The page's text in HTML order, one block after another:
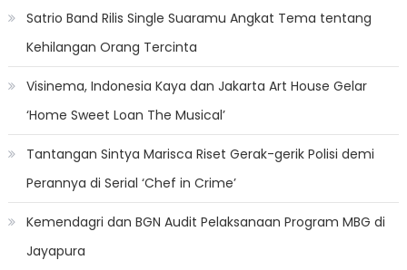
Satrio Band Rilis Single Suaramu Angkat Tema tentang
Kehilangan Orang Tercinta
Visinema, Indonesia Kaya dan Jakarta Art House Gelar
‘Home Sweet Loan The Musical’
Tantangan Sintya Marisca Riset Gerak-gerik Polisi demi
Perannya di Serial ‘Chef in Crime’
Kemendagri dan BGN Audit Pelaksanaan Program MBG di
Jayapura